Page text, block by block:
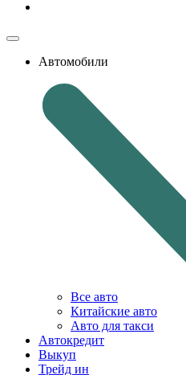
Автомобили
Все авто
Китайские авто
Авто для такси
Автокредит
Выкуп
Трейд ин